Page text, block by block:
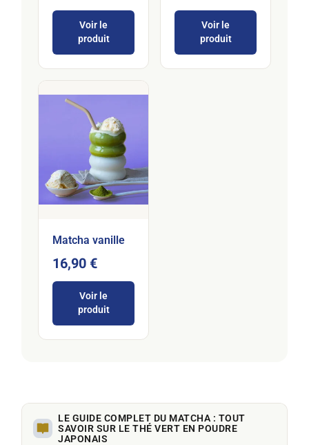
Voir le
produit
Voir le
produit
Matcha vanille
16,90 €
Voir le
produit
LE GUIDE COMPLET DU MATCHA : TOUT
SAVOIR SUR LE THÉ VERT EN POUDRE
JAPONAIS